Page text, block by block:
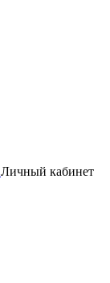
Личный кабинет